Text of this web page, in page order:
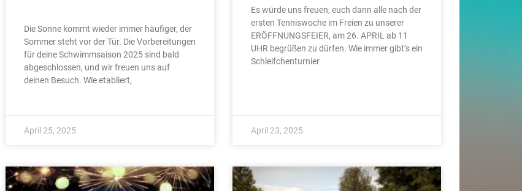
Die Sonne kommt wieder immer häufiger, der
Sommer steht vor der Tür. Die Vorbereitungen
für deine Schwimmsaison 2025 sind bald
abgeschlossen, und wir freuen uns auf
deinen Besuch. Wie etabliert,
April 25, 2025
Es würde uns freuen, euch dann alle nach der
ersten Tenniswoche im Freien zu unserer
ERÖFFNUNGSFEIER, am 26. APRIL ab 11
UHR begrüßen zu dürfen. Wie immer gibt’s ein
Schleifchenturnier
April 23, 2025